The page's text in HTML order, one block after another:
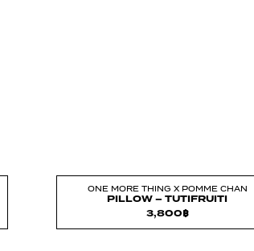
ONE MORE THING X POMME CHAN
PILLOW – TUTIFRUITI
3,800฿